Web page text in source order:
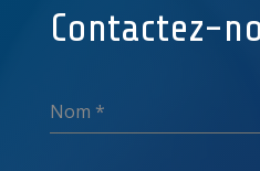
Contactez-
Nom *